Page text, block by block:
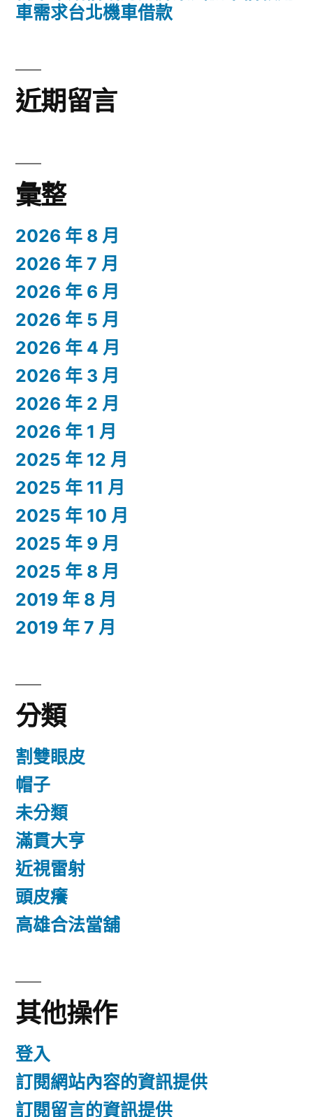
車需求台北機車借款
近期留言
彙整
2026 年 8 月
2026 年 7 月
2026 年 6 月
2026 年 5 月
2026 年 4 月
2026 年 3 月
2026 年 2 月
2026 年 1 月
2025 年 12 月
2025 年 11 月
2025 年 10 月
2025 年 9 月
2025 年 8 月
2019 年 8 月
2019 年 7 月
分類
割雙眼皮
帽子
未分類
滿貫大亨
近視雷射
頭皮癢
高雄合法當舖
其他操作
登入
訂閱網站內容的資訊提供
訂閱留言的資訊提供